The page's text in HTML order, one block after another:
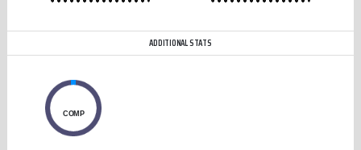
ADDITIONAL STATS
COMP